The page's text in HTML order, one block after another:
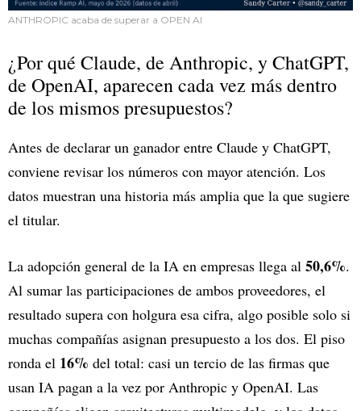
ANTHROPIC acaba de superar a OPEN AI
¿Por qué Claude, de Anthropic, y ChatGPT,
de OpenAI, aparecen cada vez más dentro
de los mismos presupuestos?
Antes de declarar un ganador entre Claude y ChatGPT,
conviene revisar los números con mayor atención. Los
datos muestran una historia más amplia que la que sugiere
el titular.
La adopción general de la IA en empresas llega al 50,6%.
Al sumar las participaciones de ambos proveedores, el
resultado supera con holgura esa cifra, algo posible solo si
muchas compañías asignan presupuesto a los dos. El piso
ronda el 16% del total: casi un tercio de las firmas que
usan IA pagan a la vez por Anthropic y OpenAI. Las